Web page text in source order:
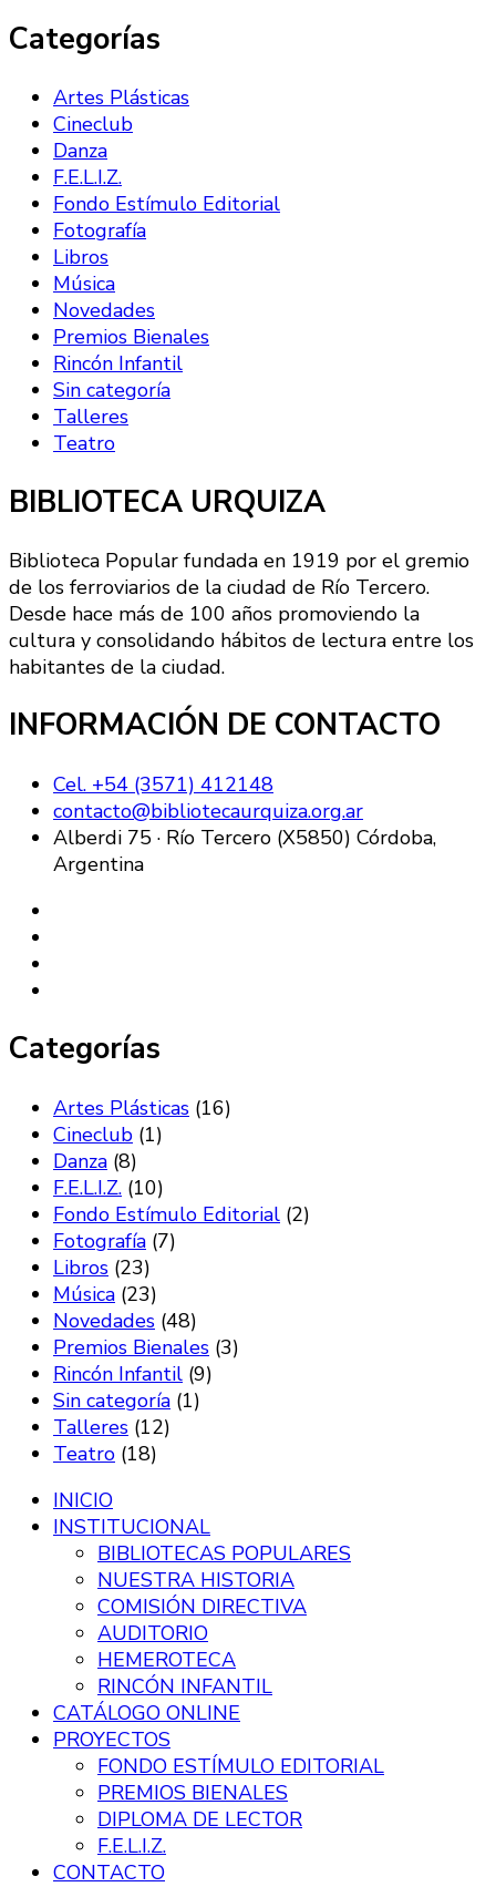
Categorías
Artes Plásticas
Cineclub
Danza
F.E.L.I.Z.
Fondo Estímulo Editorial
Fotografía
Libros
Música
Novedades
Premios Bienales
Rincón Infantil
Sin categoría
Talleres
Teatro
BIBLIOTECA URQUIZA
Biblioteca Popular fundada en 1919 por el gremio
de los ferroviarios de la ciudad de Río Tercero.
Desde hace más de 100 años promoviendo la
cultura y consolidando hábitos de lectura entre los
habitantes de la ciudad.
INFORMACIÓN DE CONTACTO
Cel. +54 (3571) 412148
contacto@bibliotecaurquiza.org.ar
Alberdi 75 · Río Tercero (X5850) Córdoba,
Argentina
Categorías
Artes Plásticas (16)
Cineclub (1)
Danza (8)
F.E.L.I.Z. (10)
Fondo Estímulo Editorial (2)
Fotografía (7)
Libros (23)
Música (23)
Novedades (48)
Premios Bienales (3)
Rincón Infantil (9)
Sin categoría (1)
Talleres (12)
Teatro (18)
INICIO
INSTITUCIONAL
BIBLIOTECAS POPULARES
NUESTRA HISTORIA
COMISIÓN DIRECTIVA
AUDITORIO
HEMEROTECA
RINCÓN INFANTIL
CATÁLOGO ONLINE
PROYECTOS
FONDO ESTÍMULO EDITORIAL
PREMIOS BIENALES
DIPLOMA DE LECTOR
F.E.L.I.Z.
CONTACTO